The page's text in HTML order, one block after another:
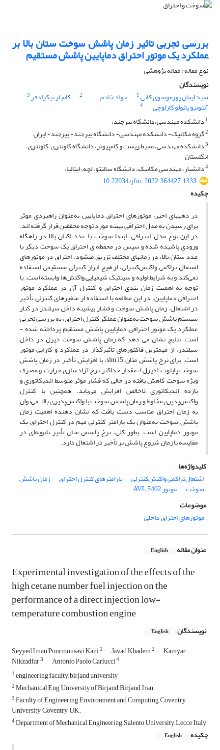
بررسی تجربی تاثیر زمان پاشش سوخت ستان بالا بر
عملکرد یک موتور احتراق دماپایین پاشش مستقیم
نوع مقاله : مقاله پژوهشی
نویسندگان
سید ایمان پورموسوی کانی1 جواد خادم 2 کامیار نیکزادفر3
آنتونیو پائولو کارلوچی
4
1 دانشکده مهندسی،دانشگاه بیرجند،
2گروه مکانیک- دانشکده مهندسی- دانشگاه بیرجند- بیرجند- ایران
3دانشکده مهندسی، محیط زیست و کامپیوتر، دانشگاه کاونتری، کاونتری،
انگلستان
4دانشیار، مهندسی مکانیک، دانشگاه سالنتو، لچه، ایتالیا،
10.22034/jfnc.2022.364427.1333
چکیده
در دهه­های اخیر، موتورهای احتراق دماپایین به‌عنوان راهبردی موثر
برای رسیدن به مدل احتراقی بهینه مورد توجه محققین قرار گرفته­ اند.
در این نوع مدل احتراقی، ابتدا سوخت با عدد اکتان بالا در راهگاه
ورودی پاشیده ­­شده و سپس در محفظه­ ی احتراق یک سوخت دیگر با
عدد ستان بالا، در زمان­های مختلف تزریق می­شود. احتراق در موتورهای
اشتعال تراکمی واکنش‌کنترلی، از هیچ ابزار کنترلی مستقیمی استفاده
‌نمی‌کند و به شرایط اولیه و سینتیک شیمیایی واکنش‌ها وابسته است. با
توجه به اهمیت زمان­ بندی احتراق و کنترل آن در عملکرد موتور
احتراقی دما­پایین، در این مطالعه با استفاده از متغیرهای کنترلی تأخیر
در اشتعال، زمان پاشش سوخت و فشار بیشینه داخل سیلندر در کنار
سیستم پاشش سوخت به‌عنوان عملگر کنترل احتراق، به بررسی تجربی
عملکرد یک موتور احتراقی دماپایین پاشش مستقیم پرداخته شده ­
است. نتایج نشان می ­دهد که زمان پاشش سوخت دیزل در داخل
سیلندر، از مهم­ترین فاکتورهای تأثیرگذار در عملکرد و کارایی موتور
است. برای نرخ پاشش متان slm15، با افزایش تأخیر در زمان پاشش
سوخت پایلوت (دیزل)، مقدار حداکثر نرخ آزادسازی حرارت و مصرف‌
ویژه سوخت کاهش یافته در حالی­ که فشار موثر متوسط اندیکاتوری و
بازده اندیکاتوری ناخالص افزایش‌ می‌‌یابد. همچنین با کنترل
واکنش‌پذیری مخلوط و زمان پاشش سوخت با واکنش‌پذیری بالا، می‌توان
به زمان احتراق مناسب دست‌ یافت که نشان­ دهنده اهمیت زمان
پاشش سوخت به‌عنوان یک پارامتر کنترلی مهم در کنترل احتراق یک
موتور دما­پایین است. بطور کلی، نرخ پاشش متان تأثیر ثانویه‌ای در
مقایسه با زمان شروع پاشش بر تأخیر در اشتعال دارد.
کلیدواژه‌ها
اشتعال‌تراکمی واکنش‌کنترلی
پارامترهای کنترل احتراق زمان پاشش
سوخت
موتور AVL 5402
موضوعات
موتورهای احتراق داخلی
عنوان مقاله English
Experimental investigation of the effects of the
high cetane number fuel injection on the
performance of a direct injection low-
temperature combustion engine
نویسندگان English
Seyyed Iman Pourmousavi Kani1 Javad Khadem2 Kamyar
Nikzadfar3 Antonio Paolo Carlucci4
1engineering faculty, birjand university
2Mechanical Eng, University of Birjand, Birjand, Iran
3Faculty of Engineering, Environment and Computing, Coventry
University, Coventry, UK.
4Department of Mechanical Engineering, Salento University, Lecce, Italy
چکیده
English